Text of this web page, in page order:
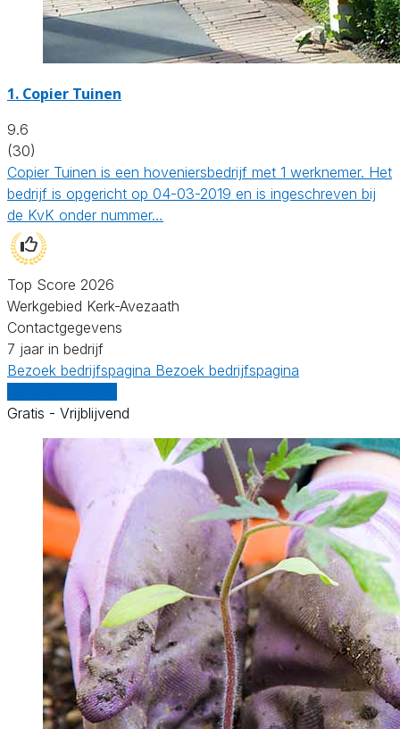
1. Copier Tuinen
9.6
(30)
Copier Tuinen is een hoveniersbedrijf met 1 werknemer. Het
bedrijf is opgericht op 04-03-2019 en is ingeschreven bij
de KvK onder nummer…
Top Score 2026
Werkgebied Kerk-Avezaath
Contactgegevens
7 jaar in bedrijf
Bezoek bedrijfspagina Bezoek bedrijfspagina
Gratis - Vrijblijvend